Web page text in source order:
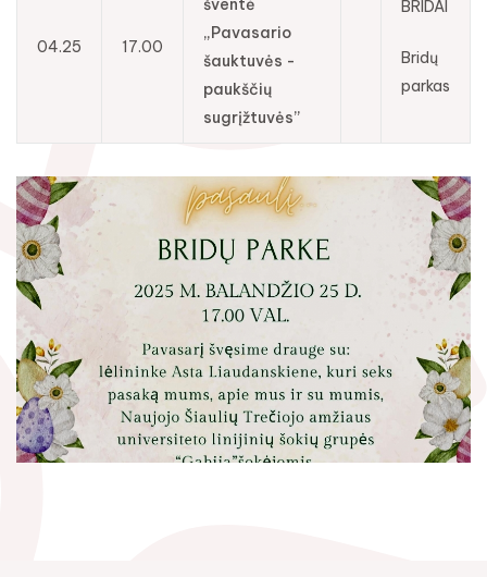
Rugpjūtis 2026
An Tr Ke Se
2
9
10 11 12 13 14 16
18 19 20 23
04.25 17.00
šventė
„Pavasario
šauktuvės -
paukščių
sugrįžtuvės”
BRIDAI
Bridų
parkas